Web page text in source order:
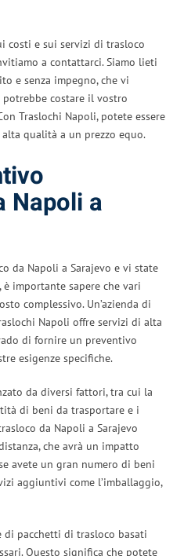
costi e sui servizi di trasloco
a contattarci. Siamo lieti
e senza impegno, che vi
costare il vostro
Traslochi Napoli, potete essere
qualità a un prezzo equo.
Napoli a
da Napoli a Sarajevo e vi state
importante sapere che vari
complessivo. Un’azienda di
Napoli offre servizi di alta
di fornire un preventivo
esigenze specifiche.
da diversi fattori, tra cui la
di beni da trasportare e i
da Napoli a Sarajevo
che avrà un impatto
avete un gran numero di beni
aggiuntivi come l’imballaggio,
di pacchetti di trasloco basati
Questo significa che potete